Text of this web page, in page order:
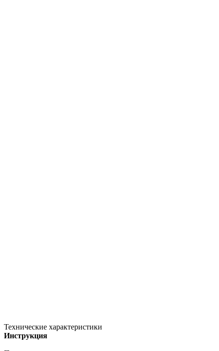
Технические характеристики
Инструкция